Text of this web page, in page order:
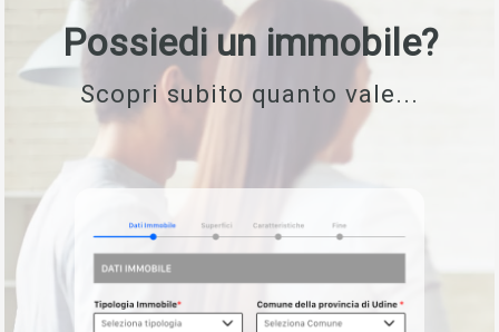
Possiedi un immobile?
Scopri subito quanto vale...